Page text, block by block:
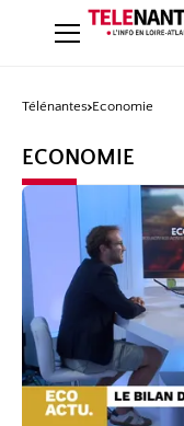
Télénantes Economie
ECONOMIE